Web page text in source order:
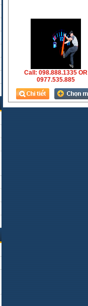
Call: 098.888.1335 OR
0977.535.885